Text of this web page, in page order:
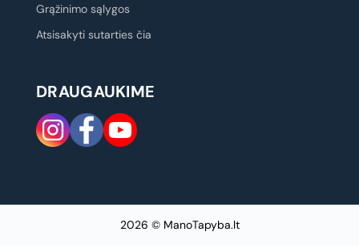
Grąžinimo sąlygos
Atsisakyti sutarties čia
DRAUGAUKIME
2026 © ManoTapyba.lt